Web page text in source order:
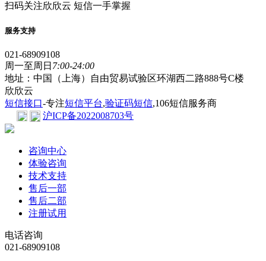
扫码关注欣欣云 短信一手掌握
服务支持
021-68909108
周一至周日 7:00-24:00
地址：中国（上海）自由贸易试验区环湖西二路888号C楼
欣欣云
短信接口-专注短信平台,验证码短信,106短信服务商
沪ICP备2022008703号
咨询中心
体验咨询
技术支持
售后一部
售后二部
注册试用
电话咨询
021-68909108